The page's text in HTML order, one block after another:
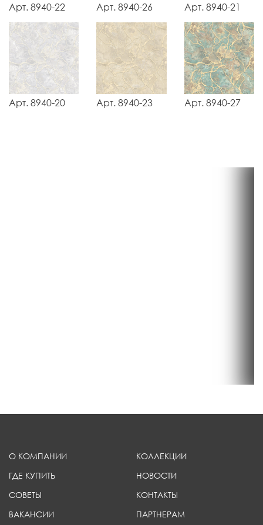
Арт. 8940-22 Арт. 8940-26 Арт. 8940-21
Арт. 8940-20 Арт. 8940-23 Арт. 8940-27
О КОМПАНИИ
КОЛЛЕКЦИИ
ГДЕ КУПИТЬ
НОВОСТИ
СОВЕТЫ
КОНТАКТЫ
ВАКАНСИИ
ПАРТНЕРАМ